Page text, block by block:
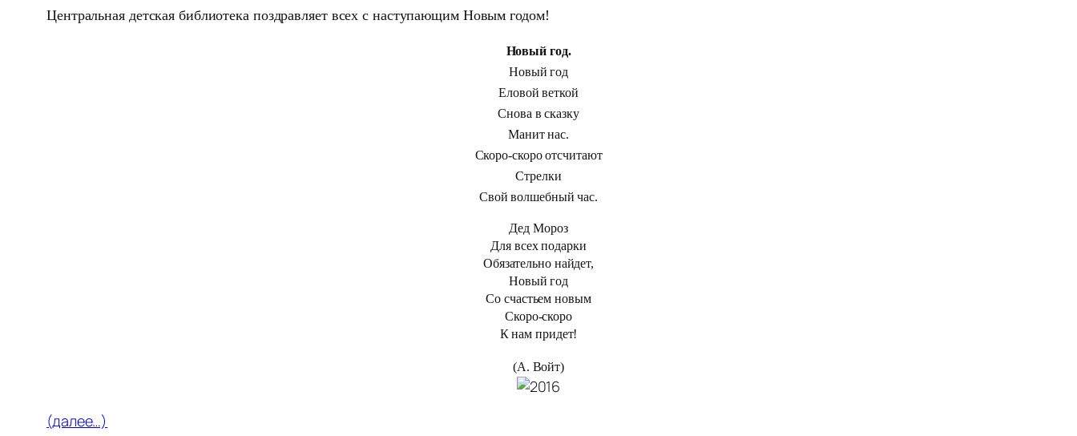
Центральная детская библиотека поздравляет всех с наступающим Новым годом!
Новый год.
Новый год
Еловой веткой
Снова в сказку
Манит нас.
Скоро-скоро отсчитают
Стрелки
Свой волшебный час.
Дед Мороз
Для всех подарки
Обязательно найдет,
Новый год
Со счастьем новым
Скоро-скоро
К нам придет!
(А. Войт)
(далее…)